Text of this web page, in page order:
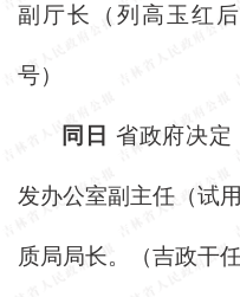
副厅长（列高玉红
号）
同日 省政府决定
发办公室副主任（试
质局局长。（吉政干